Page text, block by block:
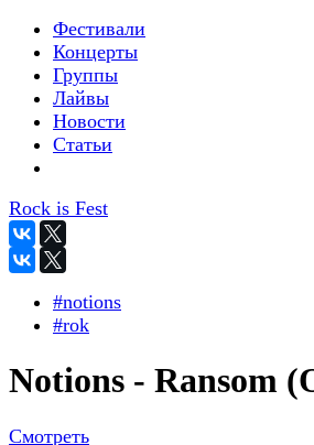
Фестивали
Концерты
Группы
Лайвы
Новости
Статьи
Rock is Fest
#notions
#rok
Notions - Ransom
Смотреть